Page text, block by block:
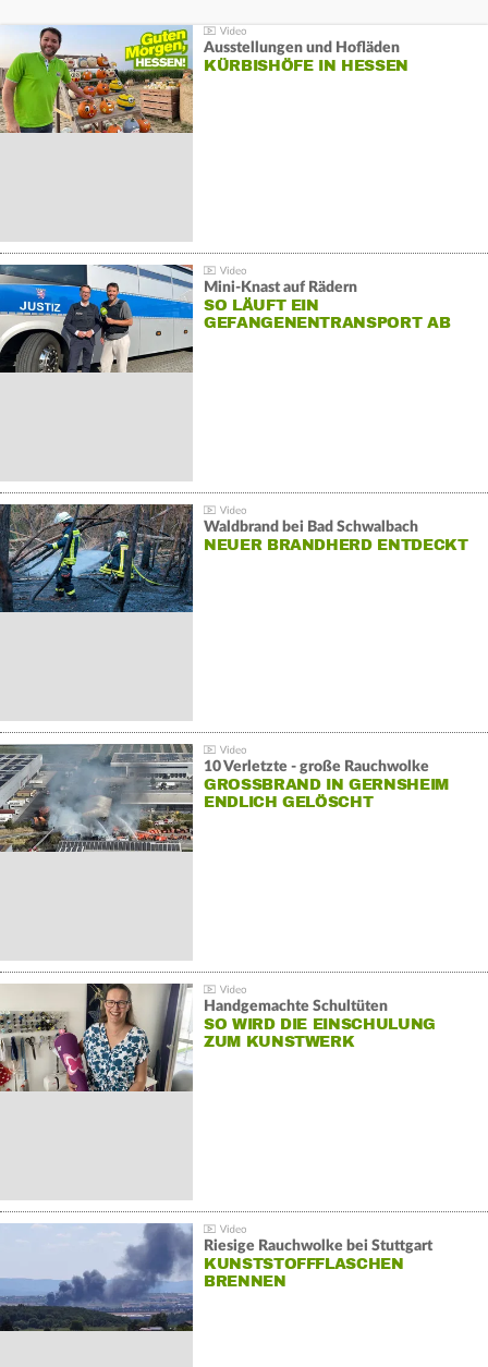
Ausstellungen und Hofläden
KÜRBISHÖFE IN HESSEN
Mini-Knast auf Rädern
SO LÄUFT EIN
GEFANGENENTRANSPORT AB
Waldbrand bei Bad Schwalbach
NEUER BRANDHERD ENTDECKT
10 Verletzte - große Rauchwolke
GROSSBRAND IN GERNSHEIM E
NDLICH GELÖSCHT
Handgemachte Schultüten
SO WIRD DIE EINSCHULUNG
ZUM KUNSTWERK
Riesige Rauchwolke bei Stuttgart
KUNSTSTOFFFLASCHEN
BRENNEN